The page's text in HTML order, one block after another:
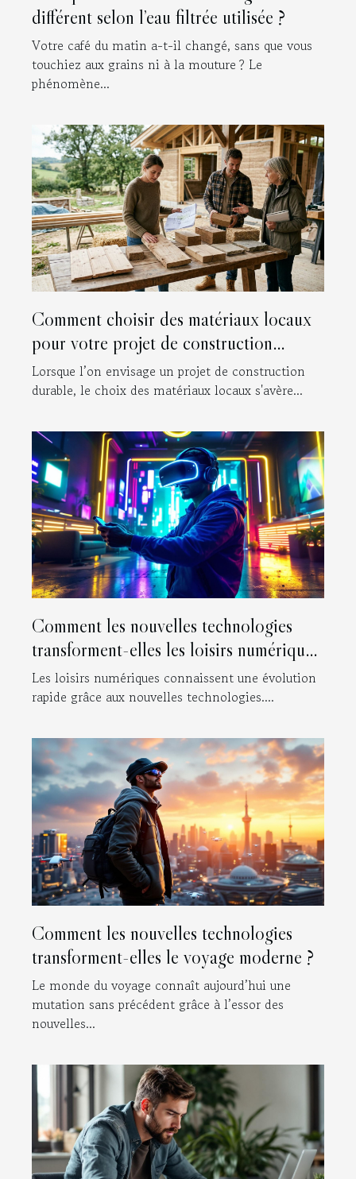
différent selon l’eau filtrée utilisée ?
Votre café du matin a-t-il changé, sans que vous
touchiez aux grains ni à la mouture ? Le
phénomène...
Comment choisir des matériaux locaux
pour votre projet de construction
durable ?
Lorsque l’on envisage un projet de construction
durable, le choix des matériaux locaux s'avère...
Comment les nouvelles technologies
transforment-elles les loisirs numériques
?Les loisirs numériques connaissent une évolution
rapide grâce aux nouvelles technologies....
Comment les nouvelles technologies
transforment-elles le voyage moderne ?
Le monde du voyage connaît aujourd’hui une
mutation sans précédent grâce à l’essor des
nouvelles...